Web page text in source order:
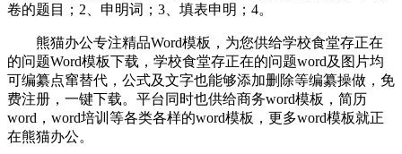
卷的题目；2、申明词；3、填表申明；4。
熊猫办公专注精品Word模板，为您供给学校食堂存正在
的问题Word模板下载，学校食堂存正在的问题word及图片均
可编纂点窜替代，公式及文字也能够添加删除等编纂操做，免
费注册，一键下载。平台同时也供给商务word模板，简历
word，word培训等各类各样的word模板，更多word模板就正
在熊猫办公。